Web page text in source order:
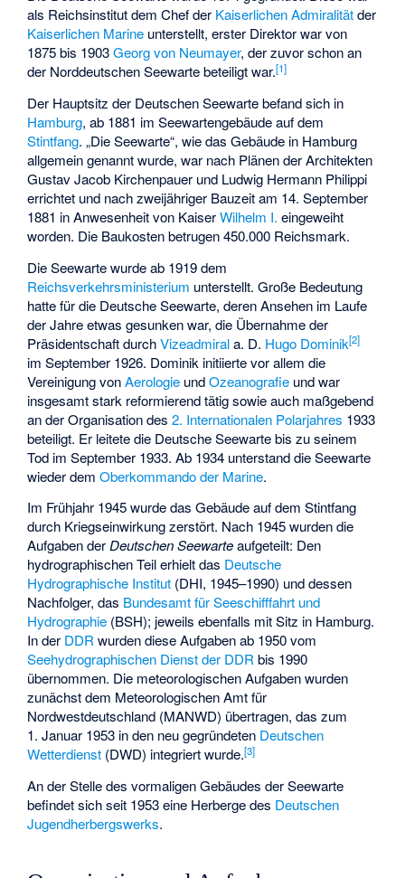
als Reichsinstitut dem Chef der Kaiserlichen Admiralitätder
Kaiserlichen Marine unterstellt, erster Direktor war von
1875 bis 1903Georg von Neumayer, der zuvor schon an
der Norddeutschen Seewarte beteiligt war.[1]
Der Hauptsitz der Deutschen Seewarte befand sich in
Hamburg, ab 1881 im Seewartengebäude auf dem
Stintfang. „Die Seewarte“, wie das Gebäude in Hamburg
allgemein genannt wurde, war nach Plänen der Architekten
Gustav Jacob Kirchenpauer und Ludwig Hermann Philippi
errichtet und nach zweijähriger Bauzeit am 14. September
1881 in Anwesenheit von KaiserWilhelm I. eingeweiht
worden. Die Baukosten betrugen 450.000 Reichsmark.
Die Seewarte wurde ab 1919 dem
Reichsverkehrsministerium unterstellt. Große Bedeutung
hatte für die Deutsche Seewarte, deren Ansehen im Laufe
der Jahre etwas gesunken war, die Übernahme der
Präsidentschaft durchVizeadmirala. D. Hugo Dominik[2]
im September 1926. Dominik initiierte vor allem die
Vereinigung vonAerologie undOzeanografie und war
insgesamt stark reformierend tätig sowie auch maßgebend
an der Organisation des2. Internationalen Polarjahres 1933
beteiligt. Er leitete die Deutsche Seewarte bis zu seinem
Tod im September 1933. Ab 1934 unterstand die Seewarte
wieder demOberkommando der Marine.
Im Frühjahr 1945 wurde das Gebäude auf dem Stintfang
durch Kriegseinwirkung zerstört. Nach 1945 wurden die
Aufgaben derDeutschen Seewarteaufgeteilt: Den
hydrographischen Teil erhielt das Deutsche
Hydrographische Institut (DHI, 1945–1990) und dessen
Nachfolger, das Bundesamt für Seeschifffahrt und
Hydrographie (BSH); jeweils ebenfalls mit Sitz in Hamburg.
In der DDRwurden diese Aufgaben ab 1950 vom
Seehydrographischen Dienst der DDRbis 1990
übernommen. Die meteorologischen Aufgaben wurden
zunächst dem Meteorologischen Amt für
Nordwestdeutschland (MANWD) übertragen, das zum
1. Januar 1953 in den neu gegründeten Deutschen
Wetterdienst (DWD) integriert wurde.[3]
An der Stelle des vormaligen Gebäudes der Seewarte
befindet sich seit 1953 eine Herberge des Deutschen
Jugendherbergswerks.